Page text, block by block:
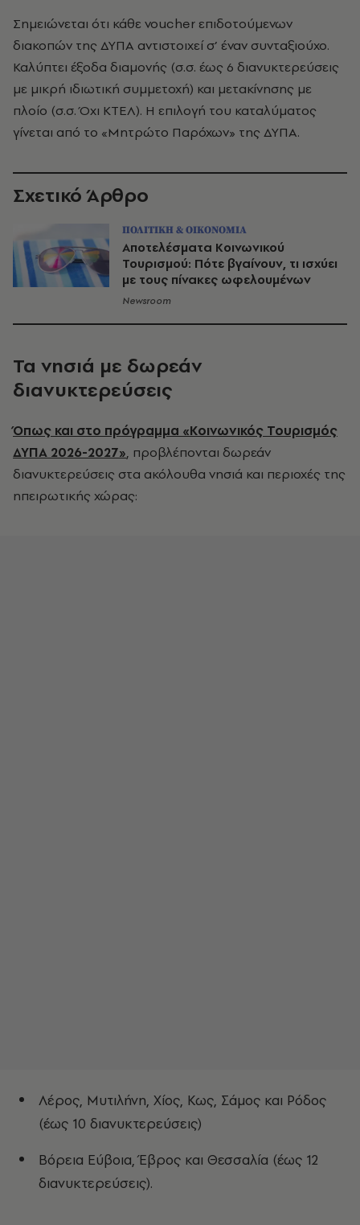
Σημειώνεται ότι κάθε voucher επιδοτούμενων
διακοπών της ΔΥΠΑ αντιστοιχεί σ’ έναν συνταξιούχο.
Καλύπτει έξοδα διαμονής (σ.σ. έως 6 διανυκτερεύσεις
με μικρή ιδιωτική συμμετοχή) και μετακίνησης με
πλοίο (σ.σ. Όχι ΚΤΕΛ). Η επιλογή του καταλύματος
γίνεται από το «Μητρώτο Παρόχων» της ΔΥΠΑ.
Σχετικό Άρθρο
ΠΟΛΙΤΙΚΗ & ΟΙΚΟΝΟΜΙΑ
Αποτελέσματα Κοινωνικού
Τουρισμού: Πότε βγαίνουν, τι ισχύει
με τους πίνακες ωφελουμένων
Newsroom
Τα νησιά με δωρεάν
διανυκτερεύσεις
Όπως και στο πρόγραμμα «Κοινωνικός Τουρισμός
ΔΥΠΑ 2026-2027», προβλέπονται δωρεάν
διανυκτερεύσεις στα ακόλουθα νησιά και περιοχές της
ηπειρωτικής χώρας:
Λέρος, Μυτιλήνη, Χίος, Κως, Σάμος και Ρόδος
(έως 10 διανυκτερεύσεις)
Βόρεια Εύβοια, Έβρος και Θεσσαλία (έως 12
διανυκτερεύσεις).